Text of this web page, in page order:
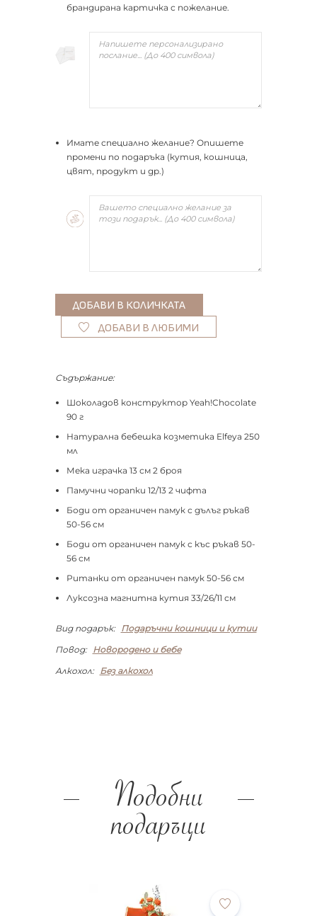
брандирана картичка с пожелание.
Имате специално желание? Опишете
промени по подаръка (кутия, кошница,
цвят, продукт и др.)
ДОБАВИ В ЛЮБИМИ
Съдържание:
Шоколадов конструктор Yeah!Chocolate
90 г
Натурална бебешка козметика Elfeya 250
мл
Мека играчка 13 см 2 броя
Памучни чорапки 12/13 2 чифта
Боди от органичен памук с дълъг ръкав
50-56 см
Боди от органичен памук с къс ръкав 50-
56 см
Ританки от органичен памук 50-56 см
Луксозна магнитна кутия 33/26/11 см
Вид подарък:
Подаръчни кошници и кутии
Повод:
Новородено и бебе
Алкохол:
Без алкохол
Подобни
подаръци